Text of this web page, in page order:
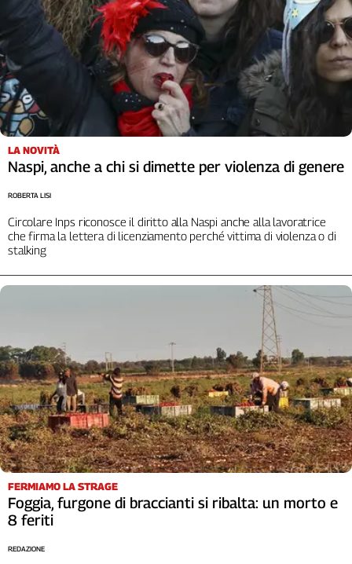
Liguria
Lombardia
Marche
Piemonte
Puglia
Sardegna
Sicilia
Toscana
Trentino
D'Aosta
Veneto
Archivio
Cerca
Contatti
La
redazione
Newsletter
LA NOVITÀ
Naspi, anche a chi si dimette per violenza di genere
Circolare Inps riconosce il diritto alla Naspi anche alla lavoratrice
che firma la lettera di licenziamento perché vittima di violenza o di
stalking
ROBERTA LISI
FERMIAMO LA STRAGE
Foggia, furgone di braccianti si ribalta: un morto e
8 feriti
REDAZIONE